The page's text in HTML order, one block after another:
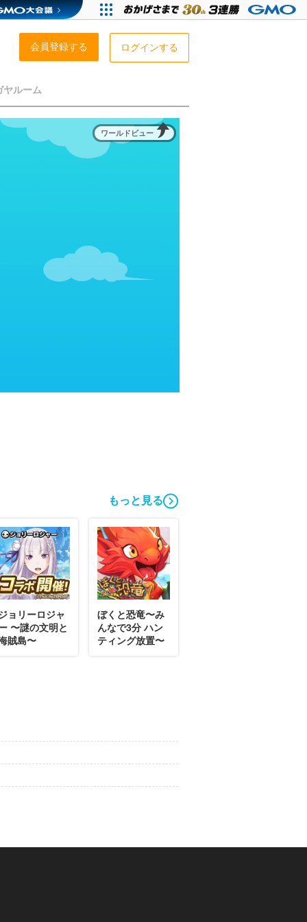
会員登録する ログインする
ヤルーム
ワールドビュー
もっと見る
ョリーロジャ
〜謎の文明と
賊島〜
ぼくと恐竜〜み
んなで3分 ハン
ティング放置〜